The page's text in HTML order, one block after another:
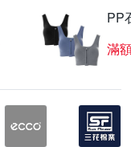
PP
滿